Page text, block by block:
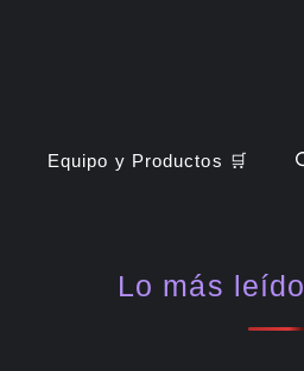
Equipo y Productos 🛒
Lo más leído